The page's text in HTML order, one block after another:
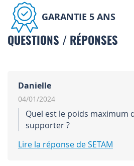
GARANTIE 5 ANS
QUESTIONS / RÉPONSES
Danielle
04/01/2024
Quel est le poids maximum
supporter ?
Lire la réponse de SETAM